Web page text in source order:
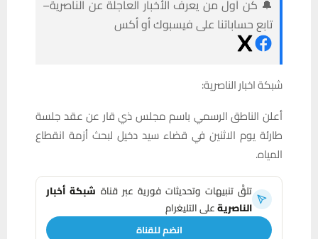
🔔 كن أول من يعرف الأخبار العاجلة عن الناصرية–
تابع حساباتنا على فيسبوك أو أكس
شبكة اخبار الناصرية:
أعلن الناطق الرسمي باسم مجلس ذي قار عن عقد جلسة
طارئة يوم الاثنين في قضاء سيد دخيل لبحث أزمة انقطاع
المياه.
تلقَّ تنبيهات وتحديثات فورية عبر قناة شبكة أخبار
الناصريةعلى التليغرام
انضم للقناة